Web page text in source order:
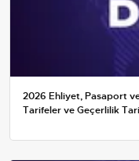
2026 Ehliyet, Pasaport
Tarifeler ve Geçerlilik